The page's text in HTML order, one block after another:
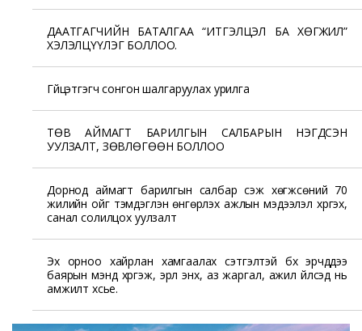
ДААТГАГЧИЙН БАТАЛГАА “ИТГЭЛЦЭЛ БА ХӨГЖИЛ”
ХЭЛЭЛЦҮҮЛЭГ БОЛЛОО.
Гүйцэтгэгч сонгон шалгаруулах урилга
ТӨВ АЙМАГТ БАРИЛГЫН САЛБАРЫН НЭГДСЭН
УУЛЗАЛТ, ЗӨВЛӨГӨӨН БОЛЛОО
Дорнод аймагт барилгын салбар үүсэж хөгжсөний 70
жилийн ойг тэмдэглэн өнгөрүүлэх ажлын мэдээлэл хүргэх,
санал солилцох уулзалт
Эх орноо хайрлан хамгаалах сэтгэлтэй бүх эрчүүддээ
баярын мэнд хүргэж, эрүүл энх, аз жаргал, ажил үйлсэд нь
амжилт хүсье.